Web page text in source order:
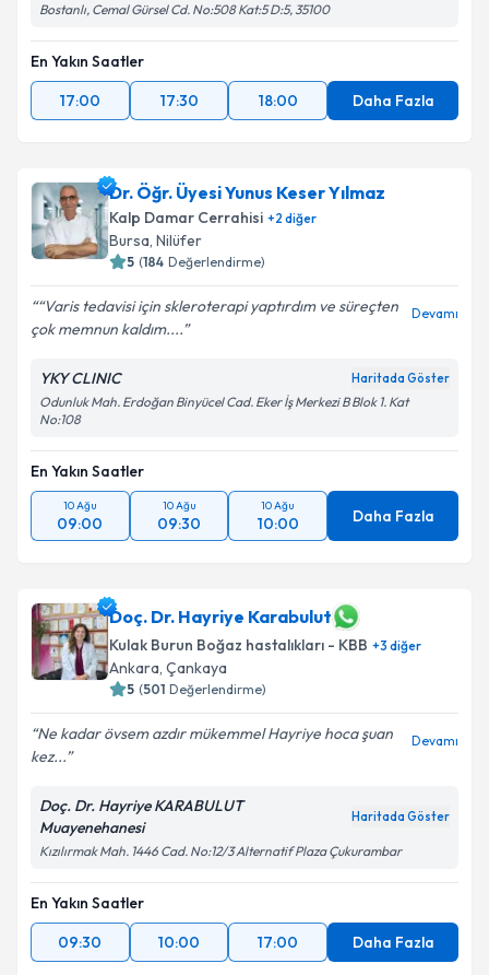
Bostanlı, Cemal Gürsel Cd. No:508 Kat:5 D:5, 35100
En Yakın Saatler
17:00
17:30 18:00 Daha Fazla
Dr. Öğr. Üyesi Yunus Keser Yılmaz
Kalp Damar Cerrahisi +2 diğer
Bursa, Nilüfer
5 (184 Değerlendirme)
“Varis tedavisi için skleroterapi yaptırdım ve süreçten
çok memnun kaldım....
Devamı
YKY CLINIC Haritada Göster
Odunluk Mah. Erdoğan Binyücel Cad. Eker İş Merkezi B Blok 1. Kat
No:108
En Yakın Saatler
10 Ağu
09:00
10 Ağu
09:30
10 Ağu
10:00 Daha Fazla
Doç. Dr. Hayriye Karabulut
Kulak Burun Boğaz hastalıkları - KBB +3 diğer
Ankara, Çankaya
5 (501 Değerlendirme)
Ne kadar övsem azdır mükemmel Hayriye hoca şuan
kez...
Devamı
Doç. Dr. Hayriye KARABULUT
Muayenehanesi
Haritada Göster
Kızılırmak Mah. 1446 Cad. No:12/3 Alternatif Plaza Çukurambar
En Yakın Saatler
09:30
10:00 17:00 Daha Fazla